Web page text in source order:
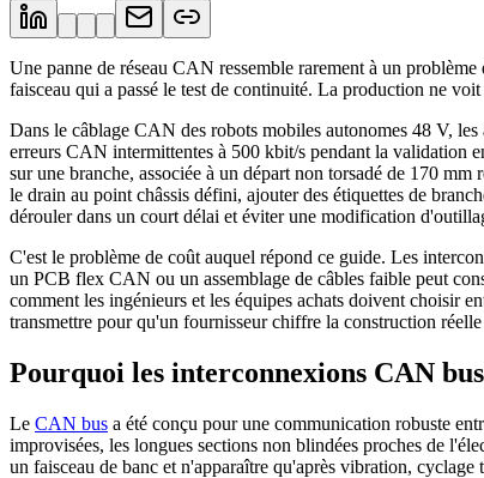
Une panne de réseau CAN ressemble rarement à un
faisceau qui a passé le test de continuité. La production ne
Dans le câblage CAN des robots mobiles autonomes 48 V,
erreurs CAN intermittentes à 500 kbit/s pendant la validation
sur une branche, associée à un départ non torsadé de 170
le drain au point châssis défini, ajouter des étiquettes de
dérouler dans un court délai et éviter une modification
C'est le problème de coût auquel répond ce guide. Les
un PCB flex CAN ou un assemblage de câbles faible peut
comment les ingénieurs et les équipes achats doivent choisir
transmettre pour qu'un fournisseur chiffre la construction
Pourquoi les interconnexions CAN
Le CAN bus a été conçu pour une communication robuste
improvisées, les longues sections non blindées proches de
un faisceau de banc et n'apparaître qu'après vibration,